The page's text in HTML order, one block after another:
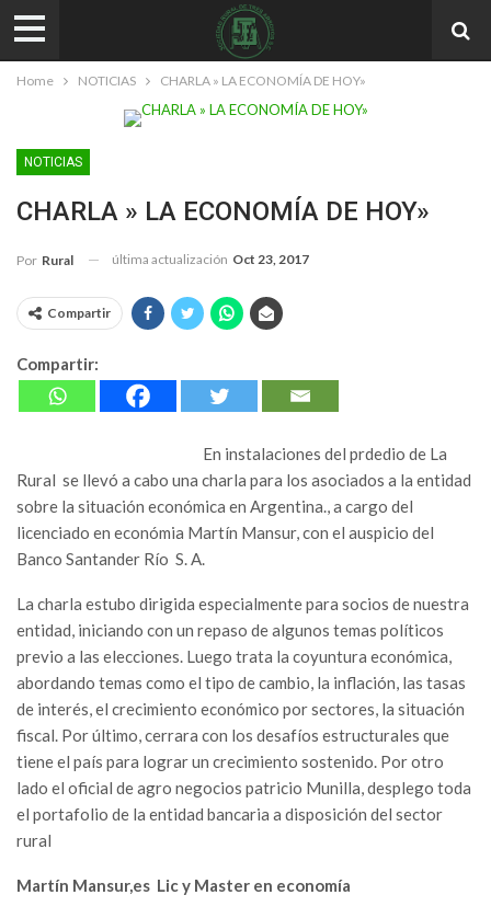
Home NOTICIAS CHARLA » LA ECONOMÍA DE HOY»
NOTICIAS
CHARLA » LA ECONOMÍA DE HOY»
Por Rural última actualización Oct 23, 2017
Compartir
Compartir:
En instalaciones del prdedio de La
Rural se llevó a cabo una charla para los asociados a la entidad ​
​sobre la situación económica en Argentina.​, a cargo del
licenciado en económia​​ ​​Martín Mansur​, con el auspicio del
Banco Santander Río ​ S. A.​
​La charla ​estubo dirigida especialmente para socios de nuestra
entidad, iniciando con un repaso de algunos temas políticos
previo a las elecciones. Luego trata la coyuntura económica, ​
abordando temas como el tipo de cambio, la inflación, las tasas
de interés, el crecimiento económico por sectores, la situación
fiscal. Por último, cerrara con los desafíos estructurales que
tiene el país para lograr un crecimiento sostenido. Por otro
lado el oficial de agro negocios patricio Munilla, desplego toda
el portafolio de la entidad bancaria a disposición del sector
rural
​Martín Mansur,es ​Lic y ​Master en economía